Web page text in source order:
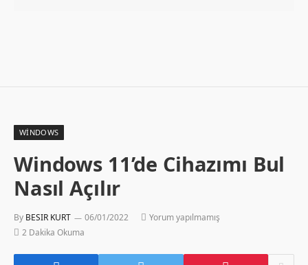
WINDOWS
Windows 11’de Cihazımı Bul
Nasıl Açılır
By BESIR KURT 06/01/2022
Yorum yapılmamış
2 Dakika Okuma